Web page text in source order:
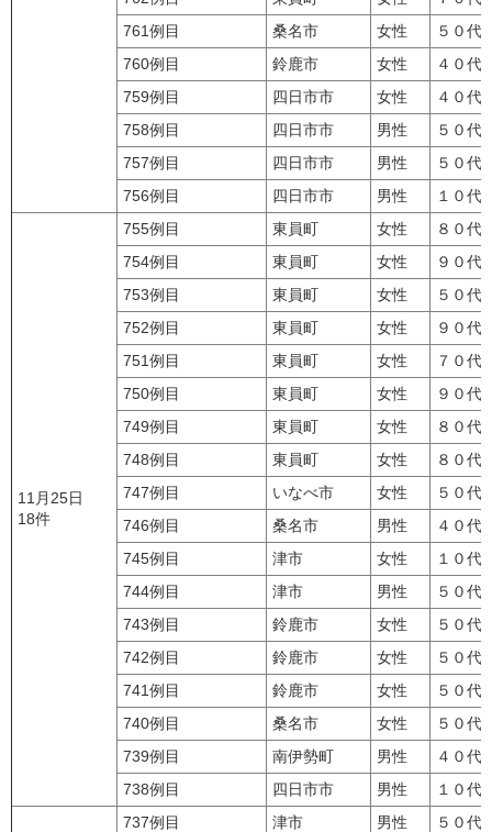
761例目
桑名市 女性
５０代
760例目
鈴鹿市 女性
４０代
759例目
四日市市 女性
４０代
758例目
四日市市 男性
５０代
757例目
四日市市 男性
５０代
756例目
四日市市 男性 １０代
11月25日
18件
755例目 東員町 女性
８０代
754例目
東員町 女性
９０代
753例目
東員町 女性
５０代
752例目
東員町 女性
９０代
751例目
東員町 女性
７０代
750例目
東員町 女性
９０代
749例目
東員町 女性
８０代
748例目
東員町 女性
８０代
747例目
いなべ市 女性
５０代
746例目
桑名市 男性
４０代
745例目
津市 女性
１０代
744例目
津市 男性
５０代
743例目
鈴鹿市 女性
５０代
742例目
鈴鹿市 女性
５０代
741例目
鈴鹿市 女性
５０代
740例目
桑名市 女性
５０代
739例目
南伊勢町 男性
４０代
738例目
四日市市 男性 １０代
737例目 津市 男性
５０代